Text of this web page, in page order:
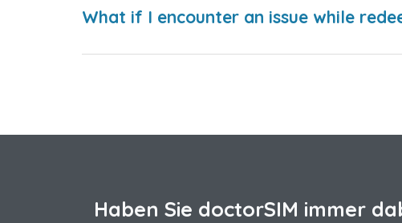
What if I encounter an issue while
Haben Sie doctorSIM immer